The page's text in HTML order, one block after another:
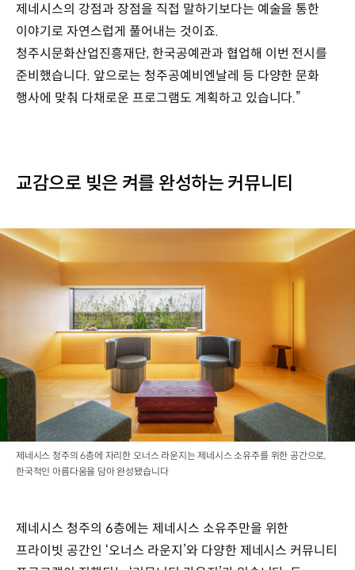
제네시스의 강점과 장점을 직접 말하기보다는 예술을 통한
이야기로 자연스럽게 풀어내는 것이죠.
청주시문화산업진흥재단, 한국공예관과 협업해 이번 전시를
준비했습니다. 앞으로는 청주공예비엔날레 등 다양한 문화
행사에 맞춰 다채로운 프로그램도 계획하고 있습니다.”
교감으로 빚은 켜를 완성하는 커뮤니티
제네시스 청주의 6층에 자리한 오너스 라운지는 제네시스 소유주를 위한 공간으로,
한국적인 아름다움을 담아 완성됐습니다
제네시스 청주의 6층에는 제네시스 소유주만을 위한
프라이빗 공간인 ‘오너스 라운지’와 다양한 제네시스 커뮤니티